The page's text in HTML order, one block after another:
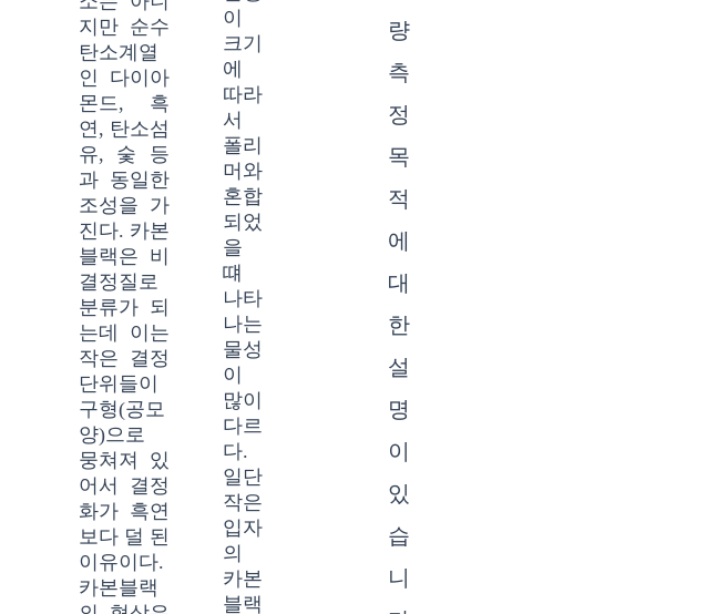
지만 순수
탄소계열
인 다이아
몬드, 흑
연, 탄소섬
유, 숯 등
과 동일한
조성을 가
진다. 카본
블랙은 비
결정질로
분류가 되
는데 이는
작은 결정
단위들이
구형(공모
양)으로
뭉쳐져 있
어서 결정
화가 흑연
보다 덜 된
이유이다.
카본블랙
이
크기
에
따라
서
폴리
머와
혼합
되었
을
떄
나타
나는
물성
이
많이
다르
다.
일단
작은
입자
의
카본
블랙
량
측
정
목
적
에
대
한
설
명
이
있
습
니